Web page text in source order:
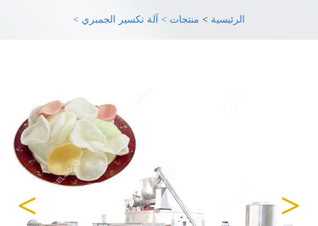
الرئيسية > منتجات > آلة تكسير الجمبري >
<
>